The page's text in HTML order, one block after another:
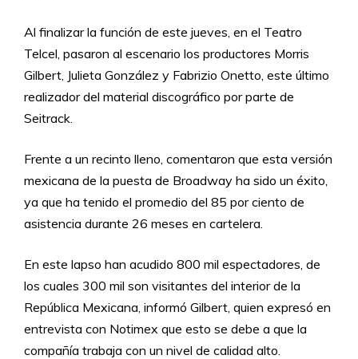
Al finalizar la función de este jueves, en el Teatro
Telcel, pasaron al escenario los productores Morris
Gilbert, Julieta González y Fabrizio Onetto, este último
realizador del material discográfico por parte de
Seitrack.
Frente a un recinto lleno, comentaron que esta versión
mexicana de la puesta de Broadway ha sido un éxito,
ya que ha tenido el promedio del 85 por ciento de
asistencia durante 26 meses en cartelera.
En este lapso han acudido 800 mil espectadores, de
los cuales 300 mil son visitantes del interior de la
República Mexicana, informó Gilbert, quien expresó en
entrevista con Notimex que esto se debe a que la
compañía trabaja con un nivel de calidad alto.